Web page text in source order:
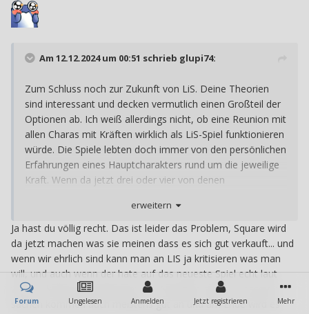
Am 12.12.2024 um 00:51 schrieb glupi74:
Zum Schluss noch zur Zukunft von LiS. Deine Theorien
sind interessant und decken vermutlich einen Großteil der
Optionen ab. Ich weiß allerdings nicht, ob eine Reunion mit
allen Charas mit Kräften wirklich als LiS-Spiel funktionieren
würde. Die Spiele lebten doch immer von den persönlichen
Erfahrungen eines Hauptcharakters rund um die jeweilige
Kraft. Wenn da jetzt drei oder vier von denen
verloren. Was aber nicht heißen muss, dass Square Enix es
nicht trotzem macht.
erweitern
Ja hast du völlig recht. Das ist leider das Problem, Square wird
da jetzt machen was sie meinen dass es sich gut verkauft... und
wenn wir ehrlich sind kann man an LIS ja kritisieren was man
will, und auch wenn der hate auf das neueste Spiel echt laut
war, es kommt gut genug an, so Avengers artige crossover
sachen kommen auch meistens gut an und am Ende wird es
Forum Ungelesen Anmelden Jetzt registrieren Mehr